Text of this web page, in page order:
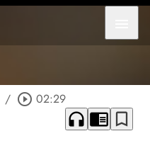
/ play_circle_outline 02:29
headphones chrome_reader_mode bookmark_border